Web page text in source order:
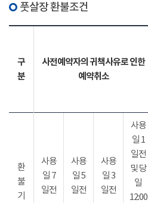
풋살장 환불조건
구
분
사전예약자의 귀책사유로 인한
예약취소
환
불
기
사용
일 7
일전
사용
일 5
일전
사용
일 3
일전
사용
일 1
일전
및 당
일
12:00